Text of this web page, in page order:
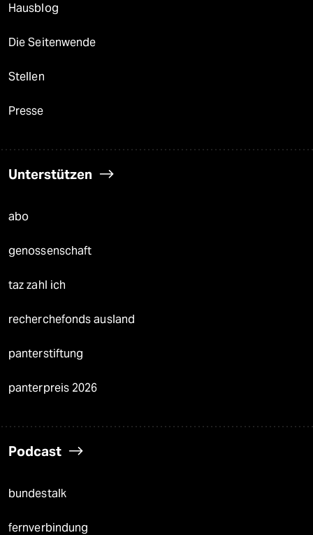
Hausblog
Die Seitenwende
Stellen
Presse
Unterstützen
abo
genossenschaft
taz zahl ich
recherchefonds ausland
panterstiftung
panterpreis 2026
Podcast
bundestalk
fernverbindung